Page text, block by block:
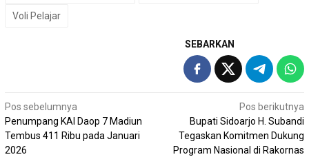
Voli Pelajar
SEBARKAN
Navigasi
pos
Pos sebelumnya
Penumpang KAI Daop 7 Madiun
Tembus 411 Ribu pada Januari
2026
Pos berikutnya
Bupati Sidoarjo H. Subandi
Tegaskan Komitmen Dukung
Program Nasional di Rakornas